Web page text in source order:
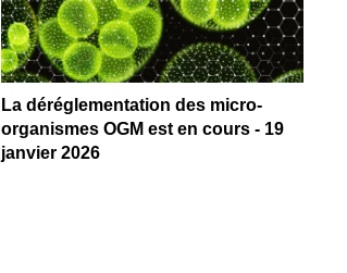
La déréglementation des micro-
organismes OGM est en cours - 19
janvier 2026